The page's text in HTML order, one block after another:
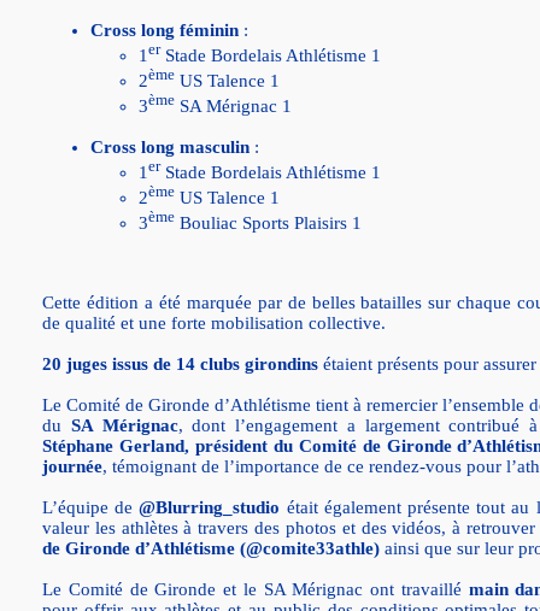
Cross long féminin :
1 erStade Bordelais Athlétisme 1
2ème US Talence 1
3ème SA Mérignac 1
Cross long masculin :
1 erStade Bordelais Athlétisme 1
2ème US Talence 1
3ème Bouliac Sports Plaisirs 1
Cette édition a été marquée par de belles batailles sur chaque
de qualité et une forte mobilisation collective.
20 juges issus de 14 clubs girondins étaient présents pour
Le Comité de Gironde d’Athlétisme tient à remercier l’ensemble
du SA Mérignac, dont l’engagement a largement contribué
Stéphane Gerland, président du Comité de Gironde
journée, témoignant de l’importance de ce rendez-vous pour
L’équipe de@Blurring_studio était également présente tout
valeur les athlètes à travers des photos et des vidéos, à
de Gironde d’Athlétisme (@comite33athle) ainsi que sur leur
Le Comité de Gironde et le SA Mérignac ont travaillé main